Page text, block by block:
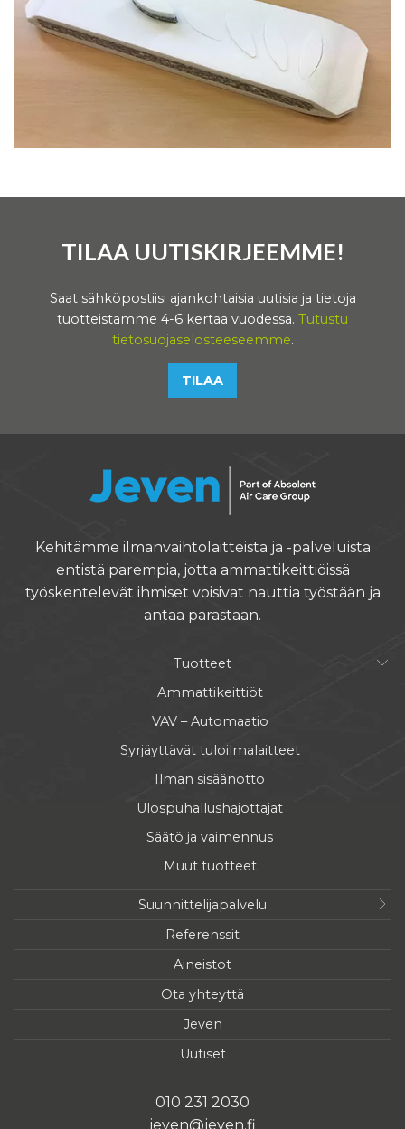
TILAA UUTISKIRJEEMME!
Saat sähköpostiisi ajankohtaisia uutisia ja tietoja
tuotteistamme 4-6 kertaa vuodessa. Tutustu
tietosuojaselosteeseemme.
TILAA
Kehitämme ilmanvaihtolaitteista ja -palveluista
entistä parempia, jotta ammattikeittiöissä
työskentelevät ihmiset voisivat nauttia työstään ja
antaa parastaan.
Tuotteet
Ammattikeittiöt
VAV – Automaatio
Syrjäyttävät tuloilmalaitteet
Ilman sisäänotto
Ulospuhallushajottajat
Säätö ja vaimennus
Muut tuotteet
Suunnittelijapalvelu
Referenssit
Aineistot
Ota yhteyttä
Jeven
Uutiset
010 231 2030
jeven@jeven.fi